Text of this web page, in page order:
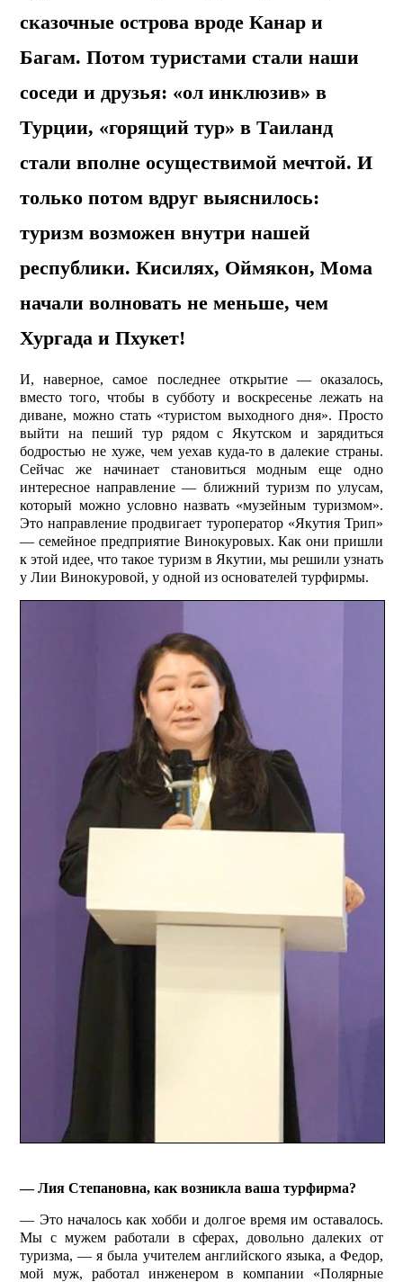
сказочные острова вроде Канар и
Багам. Потом туристами стали наши
соседи и друзья: «ол инклюзив» в
Турции, «горящий тур» в Таиланд
стали вполне осуществимой мечтой. И
только потом вдруг выяснилось:
туризм возможен внутри нашей
республики. Кисилях, Оймякон, Мома
начали волновать не меньше, чем
Хургада и Пхукет!
И, наверное, самое последнее открытие — оказалось,
вместо того, чтобы в субботу и воскресенье лежать на
диване, можно стать «туристом выходного дня». Просто
выйти на пеший тур рядом с Якутском и зарядиться
бодростью не хуже, чем уехав куда-то в далекие страны.
Сейчас же начинает становиться модным еще одно
интересное направление — ближний туризм по улусам,
который можно условно назвать «музейным туризмом».
Это направление продвигает туроператор «Якутия Трип»
— семейное предприятие Винокуровых. Как они пришли
к этой идее, что такое туризм в Якутии, мы решили узнать
у Лии Винокуровой, у одной из основателей турфирмы.
— Лия Степановна, как возникла ваша турфирма?
— Это началось как хобби и долгое время им оставалось.
Мы с мужем работали в сферах, довольно далеких от
туризма, — я была учителем английского языка, а Федор,
мой муж, работал инженером в компании «Полярные